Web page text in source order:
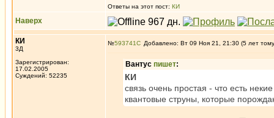
Ответы на этот пост: КИ
Наверх
КИ
3Д
Зарегистрирован:
17.02.2005
Суждений: 52235
№593741 Добавлено: Вт 09 Ноя 21, 21:30 (5 лет
Вантус пишет:
КИ
связь очень простая - что есть
квантовые струны, которые